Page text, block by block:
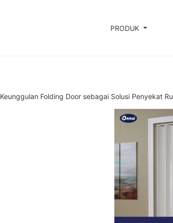
PRODUK
Keunggulan Folding Door sebagai Solusi Penyekat